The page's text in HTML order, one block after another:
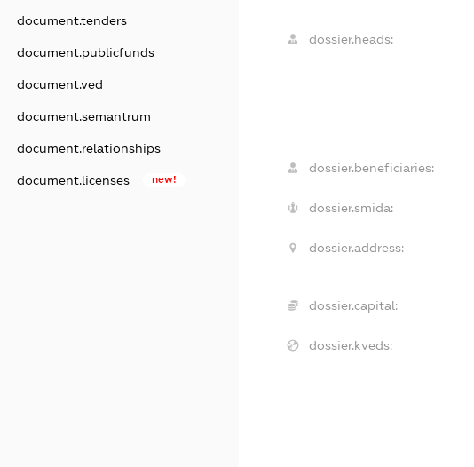
document.tenders
document.publicfunds
document.ved
document.semantrum
document.relationships
document.licenses new!
dossier.heads:
dossier.beneficiaries:
dossier.smida:
dossier.address:
dossier.capital:
dossier.kveds: